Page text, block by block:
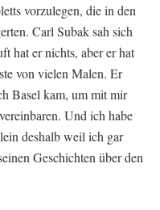
vorzulegen, die in den
Carl Subak sah sich
hat er nichts, aber er hat
von vielen Malen. Er
Basel kam, um mit mir
Und ich habe
deshalb weil ich gar
Geschichten über den